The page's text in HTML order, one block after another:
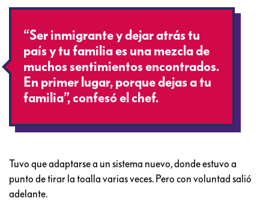
“Ser inmigrante y dejar atrás tu
país y tu familia es una mezcla de
muchos sentimientos encontrados.
En primer lugar, porque dejas a tu
familia”, confesó el chef.
Tuvo que adaptarse a un sistema nuevo, donde estuvo a
punto de tirar la toalla varias veces. Pero con voluntad salió
adelante.